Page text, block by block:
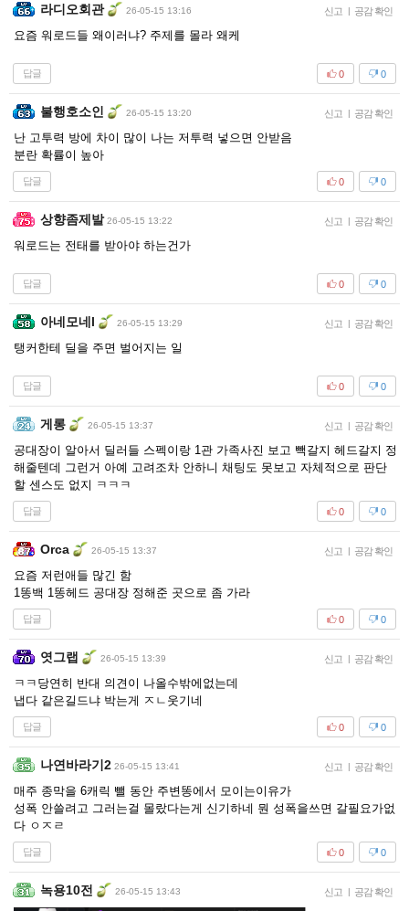
라디오회관 26-05-15 13:16 신고 | 공감 확인
요즘 워로드들 왜이러냐? 주제를 몰라 왜케
답글 0
0
불행호소인 26-05-15 13:20 신고 | 공감 확인
난 고투력 방에 차이 많이 나는 저투력 넣으면 안받음
분란 확률이 높아
답글 0
0
상향좀제발 26-05-15 13:22 신고 | 공감 확인
워로드는 전태를 받아야 하는건가
답글 0
0
아네모네l 26-05-15 13:29 신고 | 공감 확인
탱커한테 딜을 주면 벌어지는 일
답글 0
0
게롱 26-05-15 13:37 신고 | 공감 확인
공대장이 알아서 딜러들 스펙이랑 1관 가족사진 보고 빽갈지 헤드갈지 정
해줄텐데 그런거 아예 고려조차 안하니 채팅도 못보고 자체적으로 판단
할 센스도 없지 ㅋㅋㅋ
답글 0
0
Orca 26-05-15 13:37 신고 | 공감 확인
요즘 저런애들 많긴 함
1똥백 1똥헤드 공대장 정해준 곳으로 좀 가라
답글 0
0
엿그랩 26-05-15 13:39 신고 | 공감 확인
ㅋㅋ당연히 반대 의견이 나올수밖에없는데
냅다 같은길드냐 박는게 ㅈㄴ웃기네
답글 0
0
나연바라기2 26-05-15 13:41 신고 | 공감 확인
매주 종막을 6캐릭 뺄 동안 주변똥에서 모이는이유가
성폭 안쓸려고 그러는걸 몰랐다는게 신기하네 뭔 성폭을쓰면 갈필요가없
다 ㅇㅈㄹ
답글 0
0
녹용10전 26-05-15 13:43 신고 | 공감 확인